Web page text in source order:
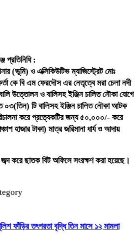
প্রতিনিধি :
(ভূমি) ও এক্সিকিউটিভ ম্যাজিস্ট্রেট মোঃ
কে বি এম ফেরদৌস এর নেতৃত্বে মরা চেলা নদী
উত্তোলন ও বালিসহ ইঞ্জিন চালিত নৌকা যোগে
০৩(তিন) টি বালিসহ ইঞ্জিন চালিত নৌকা আটক
করে প্রত্যেকটির জন্য ৫০,০০০/- করে
হাজার টাকা) মাত্র জরিমানা ধার্য ও আদায়
করে ছাতক বিট অফিসে সংরক্ষণ করা হয়েছে।
ফাঁড়ির তৎপরতা বৃদ্ধি তিন মাসে ১২ মামলা